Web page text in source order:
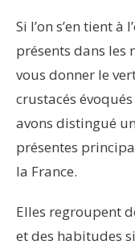
Si l’on s’en tient
présents dans les
vous donner le
crustacés
avons distingué
présentes
la France.
Elles regroupent
et des habitudes